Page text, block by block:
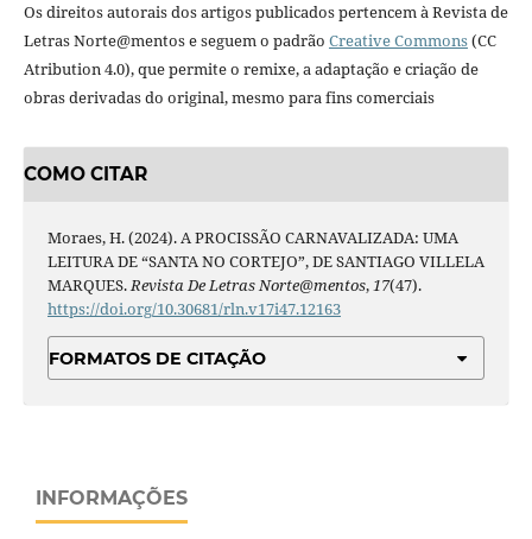
Os direitos autorais dos artigos publicados pertencem à Revista de
Letras Norte@mentos e seguem o padrão Creative Commons(CC
Atribution 4.0), que permite o remixe, a adaptação e criação de
obras derivadas do original, mesmo para fins comerciais
COMO CITAR
Moraes, H. (2024). A PROCISSÃO CARNAVALIZADA: UMA
LEITURA DE “SANTA NO CORTEJO”, DE SANTIAGO VILLELA
MARQUES.Revista De Letras Norte@mentos,17(47).
https://doi.org/10.30681/rln.v17i47.12163
FORMATOS DE CITAÇÃO
INFORMAÇÕES